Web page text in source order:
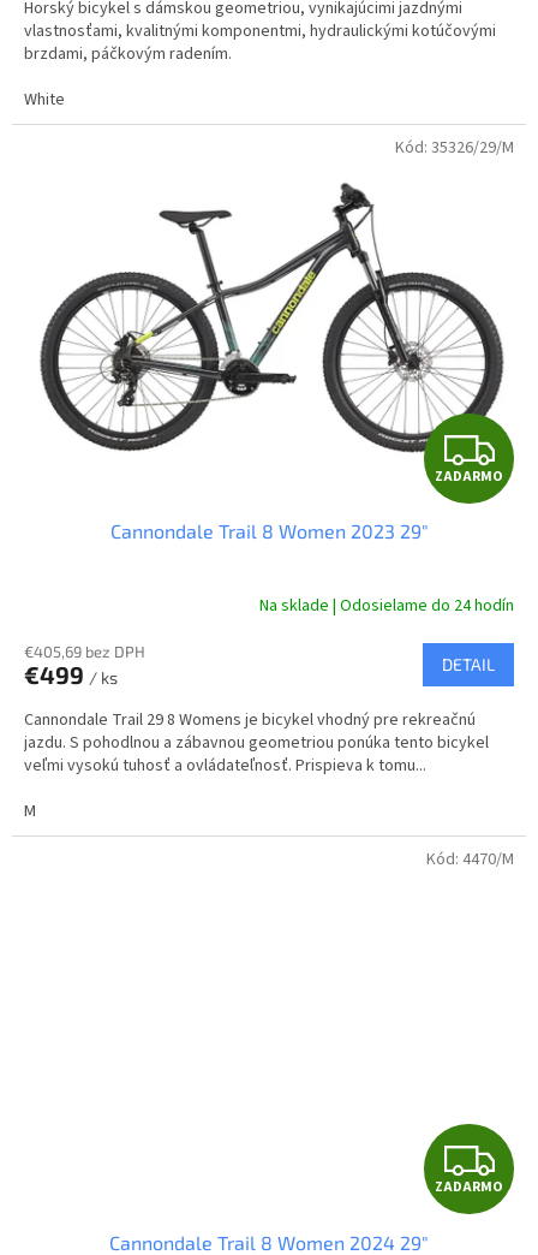
O
Horský bicykel s dámskou geometriou, vynikajúcimi jazdnými
vlastnosťami, kvalitnými komponentmi, hydraulickými kotúčovými
brzdami, páčkovým radením.
White
Z
A
A
R
M
ZADARMO
Cannondale Trail 8 Women 2023 29"
Na sklade | Odosielame do 24 hodín
€405,69 bez DPH
€499 / ks
DETAIL
Cannondale Trail 29 8 Womens je bicykel vhodný pre rekreačnú
jazdu. S pohodlnou a zábavnou geometriou ponúka tento bicykel
veľmi vysokú tuhosť a ovládateľnosť. Prispieva k tomu...
M
Kód: 35326/29/M
Z
A
ZADARMO
Cannondale Trail 8 Women 2024 29"
Kód: 4470/M